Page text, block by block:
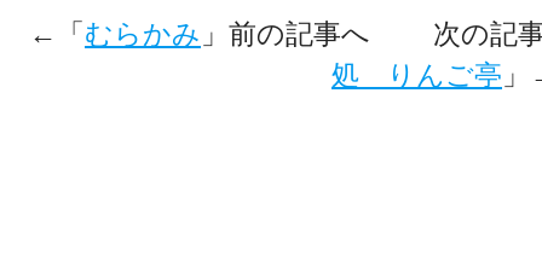
←「むらかみ 」前の記事へ 次の記
処 りんご亭